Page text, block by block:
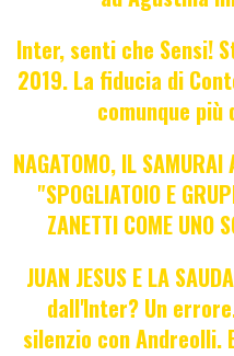
Inter, senti che Sensi!
2019. La fiducia di
comunque più
NAGATOMO, IL
"SPOGLIATOIO E
ZANETTI COME UNO
JUAN JESUS E LA
dall'Inter? Un
silenzio con Andreolli.